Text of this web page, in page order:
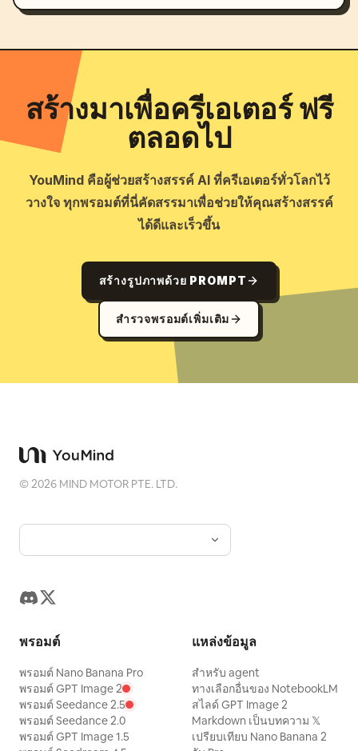
สร้างมาเพื่อครีเอเตอร์ ฟรี
ตลอดไป
YouMind คือผู้ช่วยสร้างสรรค์ AI ที่ครีเอเตอร์ทั่วโลกไว้
วางใจ ทุกพรอมต์ที่นี่คัดสรรมาเพื่อช่วยให้คุณสร้างสรรค์
ได้ดีและเร็วขึ้น
สร้างรูปภาพด้วย PROMPT
สำรวจพรอมต์เพิ่มเติม
©2026 MIND MOTOR PTE. LTD.
พรอมต์
พรอมต์ Nano Banana Pro
พรอมต์ GPT Image 2
พรอมต์ Seedance 2.5
พรอมต์ Seedance 2.0
พรอมต์ GPT Image 1.5
แหล่งข้อมูล
สำหรับ agent
ทางเลือกอื่นของ NotebookLM
สไลด์ GPT Image 2
Markdown เป็นบทความ 𝕏
เปรียบเทียบ Nano Banana 2